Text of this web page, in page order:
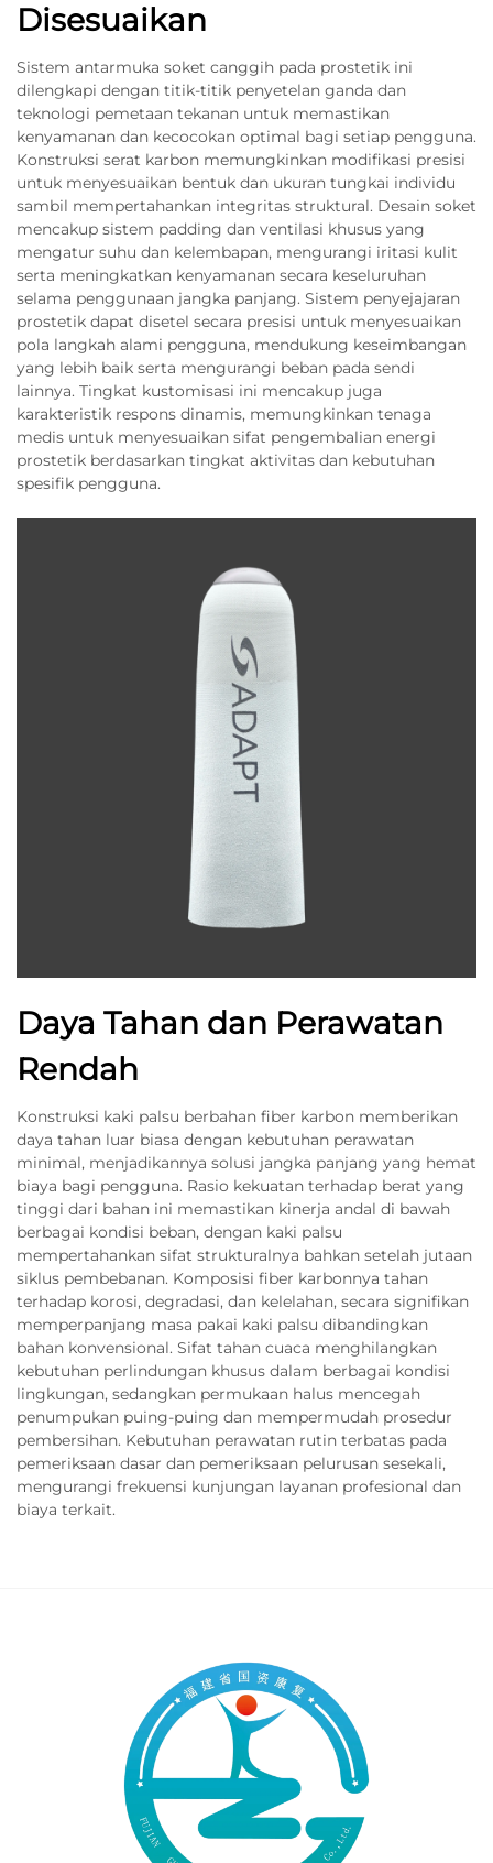
Disesuaikan
Sistem antarmuka soket canggih pada prostetik ini
dilengkapi dengan titik-titik penyetelan ganda dan
teknologi pemetaan tekanan untuk memastikan
kenyamanan dan kecocokan optimal bagi setiap pengguna.
Konstruksi serat karbon memungkinkan modifikasi presisi
untuk menyesuaikan bentuk dan ukuran tungkai individu
sambil mempertahankan integritas struktural. Desain soket
mencakup sistem padding dan ventilasi khusus yang
mengatur suhu dan kelembapan, mengurangi iritasi kulit
serta meningkatkan kenyamanan secara keseluruhan
selama penggunaan jangka panjang. Sistem penyejajaran
prostetik dapat disetel secara presisi untuk menyesuaikan
pola langkah alami pengguna, mendukung keseimbangan
yang lebih baik serta mengurangi beban pada sendi
lainnya. Tingkat kustomisasi ini mencakup juga
karakteristik respons dinamis, memungkinkan tenaga
medis untuk menyesuaikan sifat pengembalian energi
prostetik berdasarkan tingkat aktivitas dan kebutuhan
spesifik pengguna.
Daya Tahan dan Perawatan
Rendah
Konstruksi kaki palsu berbahan fiber karbon memberikan
daya tahan luar biasa dengan kebutuhan perawatan
minimal, menjadikannya solusi jangka panjang yang hemat
biaya bagi pengguna. Rasio kekuatan terhadap berat yang
tinggi dari bahan ini memastikan kinerja andal di bawah
berbagai kondisi beban, dengan kaki palsu
mempertahankan sifat strukturalnya bahkan setelah jutaan
siklus pembebanan. Komposisi fiber karbonnya tahan
terhadap korosi, degradasi, dan kelelahan, secara signifikan
memperpanjang masa pakai kaki palsu dibandingkan
bahan konvensional. Sifat tahan cuaca menghilangkan
kebutuhan perlindungan khusus dalam berbagai kondisi
lingkungan, sedangkan permukaan halus mencegah
penumpukan puing-puing dan mempermudah prosedur
pembersihan. Kebutuhan perawatan rutin terbatas pada
pemeriksaan dasar dan pemeriksaan pelurusan sesekali,
mengurangi frekuensi kunjungan layanan profesional dan
biaya terkait.